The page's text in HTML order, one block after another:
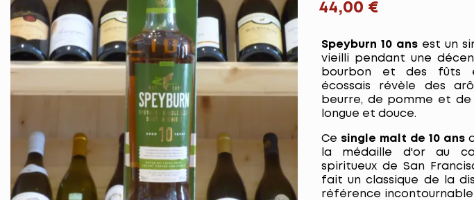
44,00 €
Speyburn 10 ansest un
vieilli pendant une
bourbon et des fûts
écossais révèle des
beurre, de pomme et
longue et douce.
Ce single malt de 10 ans
la médaille d'or au
spiritueux de San
fait un classique de la
référence